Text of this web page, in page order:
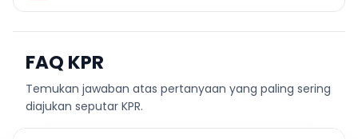
FAQ KPR
Temukan jawaban atas pertanyaan yang paling sering
diajukan seputar KPR.